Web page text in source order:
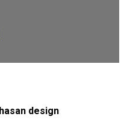
hasan design